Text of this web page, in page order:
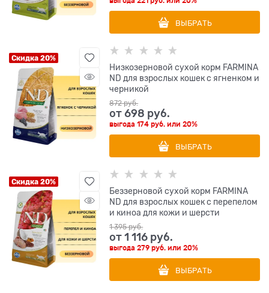
ВЫБРАТЬ
Скидка 20%
Низкозерновой cухой корм FARMINA
ND для взрослых кошек с ягненком и
черникой
872 руб.
от698 руб.
выгода174 руб. или20%
ВЫБРАТЬ
Скидка 20%
Беззерновой cухой корм FARMINA
ND для взрослых кошек с перепелом
и киноа для кожи и шерсти
1 395 руб.
от1 116 руб.
выгода279 руб. или20%
ВЫБРАТЬ